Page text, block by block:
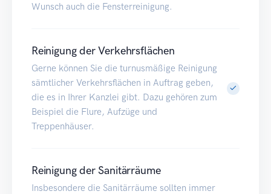
Wunsch auch die Fensterreinigung.
Reinigung der Verkehrsflächen
Gerne können Sie die turnusmäßige Reinigung
sämtlicher Verkehrsflächen in Auftrag geben,
die es in Ihrer Kanzlei gibt. Dazu gehören zum
Beispiel die Flure, Aufzüge und
Treppenhäuser.
Reinigung der Sanitärräume
Insbesondere die Sanitärräume sollten immer